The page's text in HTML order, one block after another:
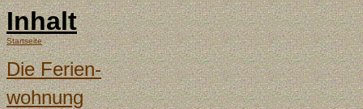
Inhalt
Startseite
Die Ferien-
wohnung